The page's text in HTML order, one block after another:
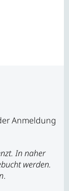
Anmeldung
In naher
werden.
.